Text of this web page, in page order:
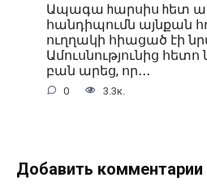
Ապագա hարսիս hետ
հանդիպումն այնքան
ուղղակի հիացած էի
Ամուսնությունից
բան արեց, որ․․․
0 3.3к.
Добавить комментарии